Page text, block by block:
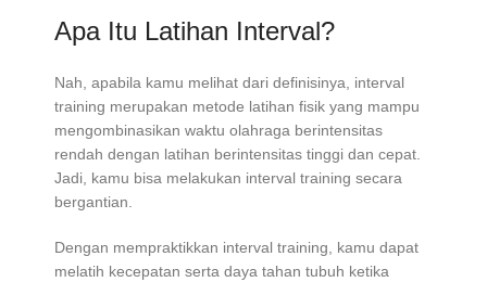
Apa Itu Latihan Interval?
Nah, apabila kamu melihat dari definisinya, interval
training merupakan metode latihan fisik yang mampu
mengombinasikan waktu olahraga berintensitas
rendah dengan latihan berintensitas tinggi dan cepat.
Jadi, kamu bisa melakukan interval training secara
bergantian.
Dengan mempraktikkan interval training, kamu dapat
melatih kecepatan serta daya tahan tubuh ketika